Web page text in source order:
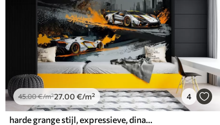
45.00€/m²27.00 €/m² 4
harde grange stijl, expressieve, dinamische sportwagens